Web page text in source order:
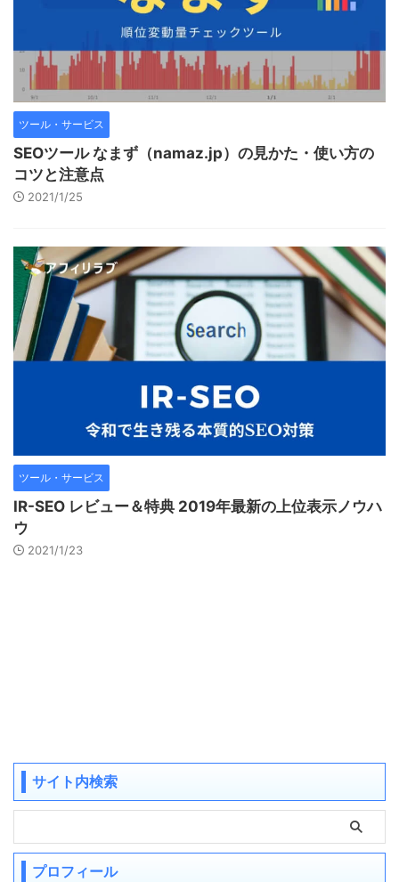
ツール・サービス
SEOツール なまず（namaz.jp）の見かた・使い方の
コツと注意点
2021/1/25
ツール・サービス
IR-SEO レビュー＆特典 2019年最新の上位表示ノウハ
ウ
2021/1/23
サイト内検索
プロフィール